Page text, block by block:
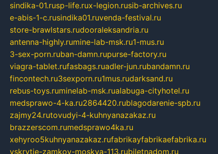
sindika-01.rusp-life.rux-legion.rusib-archives.ru
e-abis-1-c.rusindika01.ruvenda-festival.ru
store-brawlstars.rudooraleksandria.ru
antenna-highly.rumine-lab-msk.ru1-mus.ru
3-sex-porn.ruban-damn.rupurse-factory.ru
viagra-tablet.rufasbags.ruadler-jun.rubandamn.ru
fincontech.ru3sexporn.ru1mus.rudarksand.ru
rebus-toys.ruminelab-msk.rualabuga-cityhotel.ru
medsprawo-4-ka.ru2864420.rublagodarenie-spb.ru
zajmy24.rutovudyi-4-kuhnyanazakaz.ru
brazzerscom.rumedsprawo4ka.ru
xehyroo5kuhnyanazakaz.rufabrikayfabrikaefabrika.ru
vskrytie-zamkov-moskva-113.rubiletnadom.ru